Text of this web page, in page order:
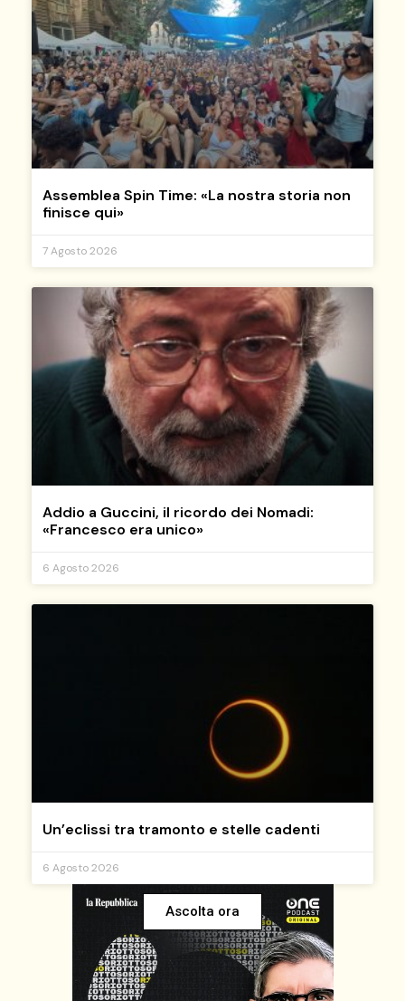
Assemblea Spin Time: «La nostra storia non
finisce qui»
7 Agosto 2026
Addio a Guccini, il ricordo dei Nomadi:
«Francesco era unico»
6 Agosto 2026
Un’eclissi tra tramonto e stelle cadenti
6 Agosto 2026
Ascolta ora